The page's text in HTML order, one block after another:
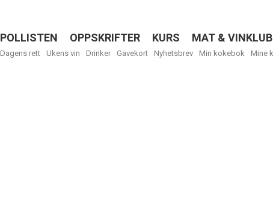
Menu
POLLISTEN OPPSKRIFTER KURS MAT &
Dagens rett Ukens vin Drinker Gavekort Nyhetsbrev Min kokebok Mine